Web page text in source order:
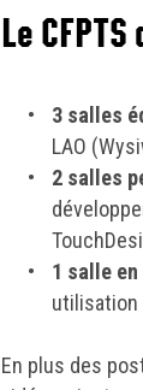
Le
3 salles
LAO
2 salles
1 salle
utilisation
En plus des